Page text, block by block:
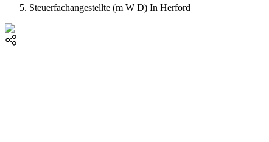
Steuerfachangestellte (m W D) In Herford